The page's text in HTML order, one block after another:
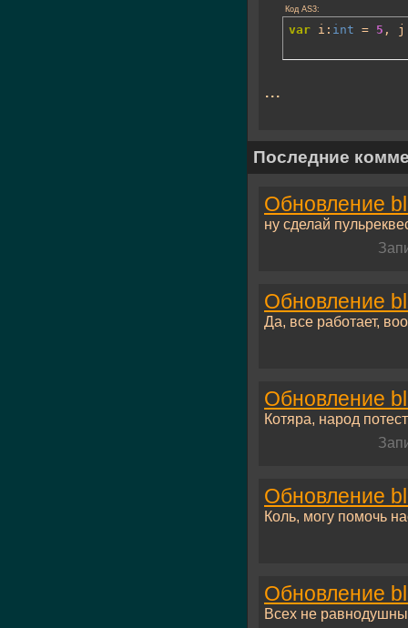
Код AS3:
var i: int = 5 ,
...
Последние
Обновление
ну сделай
Обновление
Да, все работает,
Обновление
Котяра, народ
Обновление
Коль, могу помочь
Обновление
Всех не